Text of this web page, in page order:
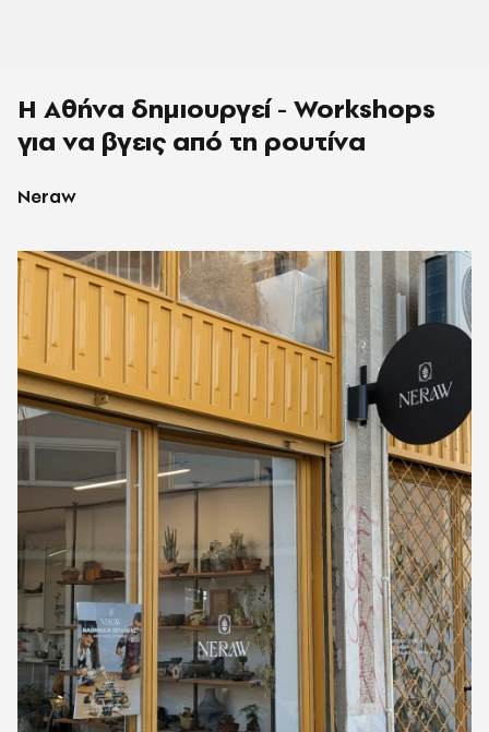
Η Αθήνα δημιουργεί - Workshops
για να βγεις από τη ρουτίνα
Neraw